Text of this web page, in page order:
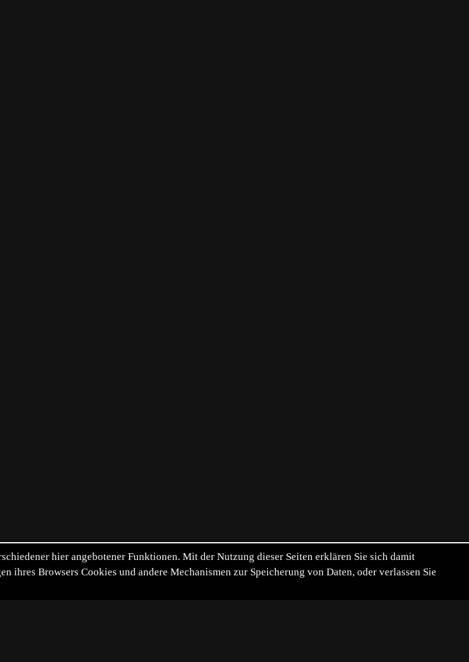
hier angebotener Funktionen. Mit der Nutzung dieser Seiten erklären Sie sich damit
ihres Browsers Cookies und andere Mechanismen zur Speicherung von Daten, oder verlassen Sie